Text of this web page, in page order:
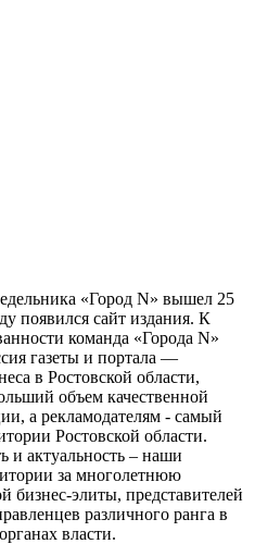
«Город N» вышел 25
появился сайт издания. К
команда «Города N»
газеты и портала —
в Ростовской области,
объем качественной
а рекламодателям - самый
Ростовской области.
и актуальность – наши
за многолетнюю
бизнес-элиты, представителей
различного ранга в
власти.